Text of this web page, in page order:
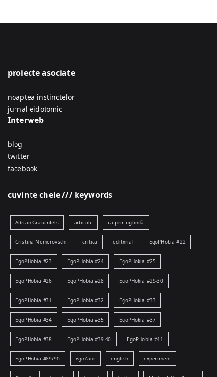
o
proiecte asociate
noaptea instinctelor
jurnal eidotomic
Interweb
blog
twitter
facebook
cuvinte cheie /// keywords
Adrian Grauenfels articole ca prin oglindă
Cristina Nemerovschi critică editorial EgoPHobia #22
EgoPHobia #23 EgoPHobia #24 EgoPHobia #25
EgoPHobia #26 EgoPHobia #28 EgoPHobia #29-30
EgoPHobia #31 EgoPHobia #32 EgoPHobia #33
EgoPHobia #34 EgoPHobia #35 EgoPHobia #37
EgoPHobia #38 EgoPHobia #39-40 EgoPHobia #41
EgoPHobia #89/90 egoZaur english experiment